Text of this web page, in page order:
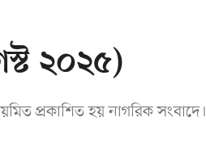
২০২৫)
প্রকাশিত হয় নাগরিক সংবাদে।